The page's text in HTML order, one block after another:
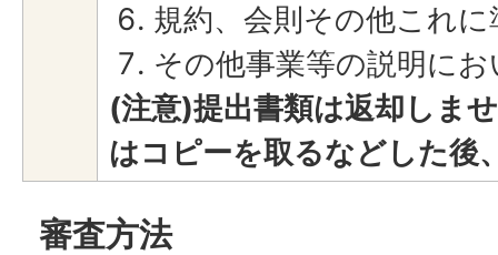
規約、会則その他これ
その他事業等の説明に
(注意)提出書類は返却しま
はコピーを取るなどした後
審査方法